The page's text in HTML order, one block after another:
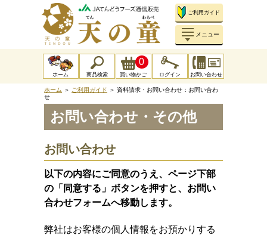
ご利用ガイド
メニュー
ホーム 商品検索 買い物かご
0
ログイン お問い合わせ
ホーム ＞ ご利用ガイド ＞ 資料請求・お問い合わせ：お問い合わ
せ
お問い合わせ・その他
お問い合わせ
以下の内容にご同意のうえ、ページ下部
の「同意する」ボタンを押すと、お問い
合わせフォームへ移動します。
弊社はお客様の個人情報をお預かりする